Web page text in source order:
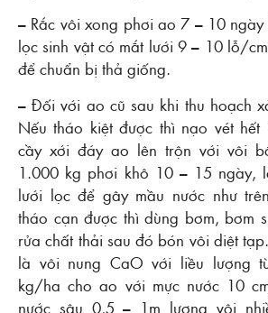
– Rắc vôi xong phơi ao 7 – 10
lọc sinh vật có mắt lưới 9 – 10 lỗ/
để chuẩn bị thả giống.
– Ðối với ao cũ sau khi thu hoạch
Nếu tháo kiệt được thì nạo vét
cầy xới đáy ao lên trộn với vôi
1.000 kg phơi khô 10 – 15 ngày,
lưới lọc để gây mầu nước như
tháo cạn được thì dùng bơm, bơm
rửa chất thải sau đó bón vôi diệt
là vôi nung CaO với liều lượng
kg/ha cho ao với mực nước 10
nước sâu 0,5 – 1m lượng vôi